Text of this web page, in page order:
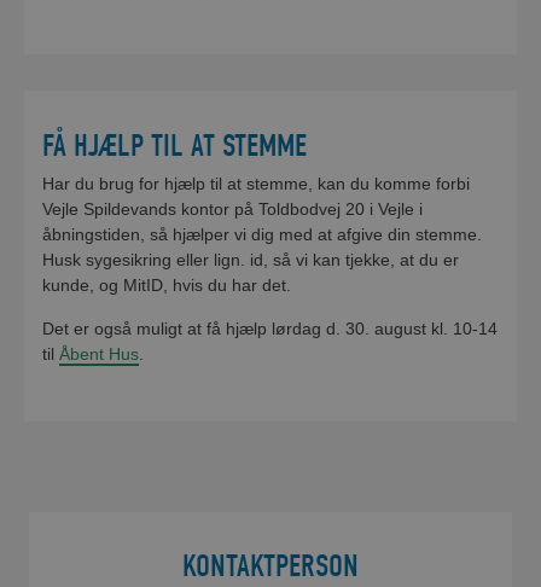
FÅ HJÆLP TIL AT STEMME
Har du brug for hjælp til at stemme, kan du komme forbi
Vejle Spildevands kontor på Toldbodvej 20 i Vejle i
åbningstiden, så hjælper vi dig med at afgive din stemme.
Husk sygesikring eller lign. id, så vi kan tjekke, at du er
kunde, og MitID, hvis du har det.
Det er også muligt at få hjælp lørdag d. 30. august kl. 10-14
tilÅbent Hus
KONTAKTPERSON